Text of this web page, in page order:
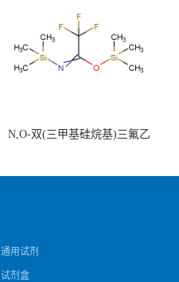
N,O-双(三甲基硅烷基)三氟乙
通用试剂
试剂盒